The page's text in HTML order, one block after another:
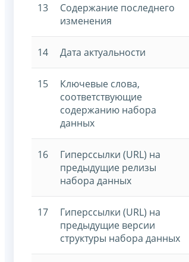
13
Содержание последнего
изменения
14 Дата актуальности
15
Ключевые слова,
соответствующие
содержанию набора
данных
16
Гиперссылки (URL) на
предыдущие релизы
набора данных
17
Гиперссылки (URL) на
предыдущие версии
структуры набора данных